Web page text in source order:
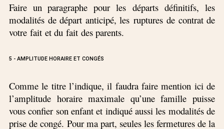
Faire un paragraphe pour les départs définitifs, les
modalités de départ anticipé, les ruptures de contrat de
votre fait et du fait des parents.
5 - AMPLITUDE HORAIRE ET CONGÉS
Comme le titre l’indique, il faudra faire mention ici de
l’amplitude horaire maximale qu’une famille puisse
vous confier son enfant et indiqué aussi les modalités de
prise de congé. Pour ma part, seules les fermetures de la